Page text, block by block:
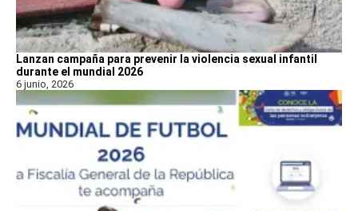
Lanzan campaña para prevenir la violencia sexual infantil
durante el mundial 2026
6 junio, 2026